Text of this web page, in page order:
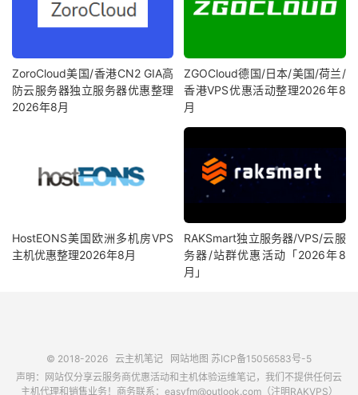
ZoroCloud美国/香港CN2 GIA高
防云服务器独立服务器优惠整理
2026年8月
ZGOCloud德国/日本/美国/荷兰/
香港VPS优惠活动整理2026年8
月
HostEONS美国欧洲多机房VPS
主机优惠整理2026年8月
RAKSmart独立服务器/VPS/云服
务器/站群优惠活动「2026年8
月」
© 2018-2026 云主机笔记 网站地图 苏ICP备15056583号-5
声明：网站仅分享云服务商优惠活动和主机体验运维笔记，我们不提供任何云
主机代理和销售业务！商务联系：easyfm@outlook.com（注明RAKVPS）